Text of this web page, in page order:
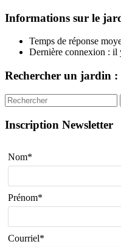
Informations sur le
Temps de réponse
Dernière connexion : il
Rechercher un jardin :
Inscription Newsletter
Nom*
Prénom*
Courriel*